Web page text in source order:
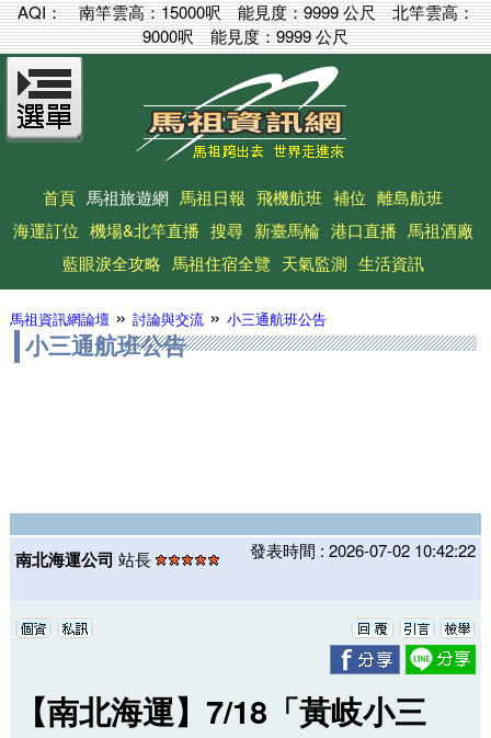
AQI： 南竿雲高：15000呎能見度：9999 公尺北竿雲高：
9000呎能見度：9999 公尺
首頁 馬祖旅遊網 馬祖日報 飛機航班 補位 離島航班
海運訂位 機場&北竿直播 搜尋 新臺馬輪 港口直播 馬祖酒廠
藍眼淚全攻略 馬祖住宿全覽 天氣監測 生活資訊
馬祖資訊網論壇» 討論與交流» 小三通航班公告
小三通航班公告
南北海運公司 站長 發表時間 : 2026-07-02 10:42:22
【南北海運】7/18「黃岐小三